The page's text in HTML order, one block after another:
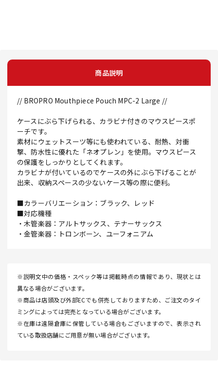
商品説明
// BROPRO Mouthpiece Pouch MPC-2 Large //
ケースにぶら下げられる、カラビナ付きのマウスピースポ
ーチです。
素材にウェットスーツ等にも使われている、耐熱、対衝
撃、防水性に優れた「ネオプレン」を使用。マウスピース
の保護をしっかりとしてくれます。
カラビナが付いているのでケースの外にぶら下げることが
出来、収納スペースの少ないケース等の際に便利。
■カラーバリエーション：ブラック、レッド
■対応機種
・木管楽器：アルトサックス、テナーサックス
・金管楽器：トロンボーン、ユーフォニアム
※説明文中の価格・スペック等は掲載時点の情報であり、現状とは
異なる場合がございます。
※商品は店頭及び外部ECでも併売しておりますため、ご注文のタイ
ミングによっては完売となっている場合がございます。
※在庫は遠隔倉庫に保管している場合もございますので、表示され
ている取扱店舗にご用意が無い場合がございます。